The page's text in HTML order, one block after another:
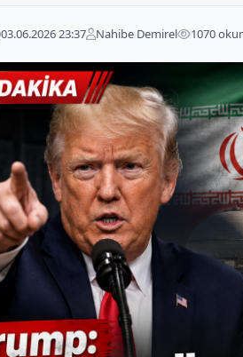
03.06.2026 23:37 Nahibe Demirel 1070